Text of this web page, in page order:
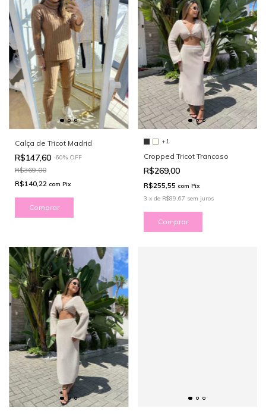
Calça de Tricot Madrid
R$147,60 -60% OFF
R$369,00
R$140,22 com Pix
Comprar
+1
Cropped Tricot Trancoso
R$269,00
R$255,55 com Pix
3 x de R$89,67 sem juros
Comprar